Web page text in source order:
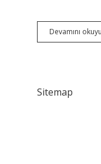
Devamını
Sitemap